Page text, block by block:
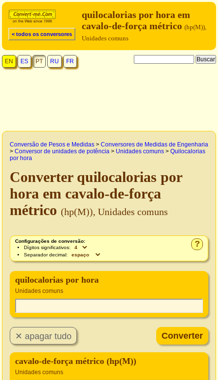
< todos os conversores
quilocalorias por hora em
cavalo-de-força métrico (hp(M)),
Unidades comuns
EN ES PT RU FR
Conversão de Pesos e Medidas > Conversores de Medidas de Engenharia
> Conversor de unidades de potência > Unidades comuns > Quilocalorias
por hora
Converter quilocalorias por
hora em cavalo-de-força
métrico (hp(M)), Unidades comuns
?
Configurações de conversão:
Dígitos significativos:
Separador decimal:
quilocalorias por hora
Unidades comuns
cavalo-de-força métrico (hp(M))
Unidades comuns